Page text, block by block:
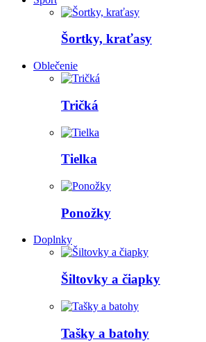
Šortky, kraťasy
Oblečenie
Tričká
Tielka
Ponožky
Doplnky
Šiltovky a čiapky
Tašky a batohy